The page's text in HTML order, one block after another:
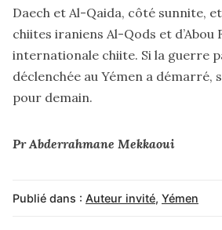
Daech et Al-Qaida, côté sunnite,
chiites iraniens Al-Qods et d’Abou
internationale chiite. Si la guerre
déclenchée au Yémen a démarré,
pour demain.
Pr Abderrahmane Mekkaoui
Publié dans : Auteur invité, Yémen